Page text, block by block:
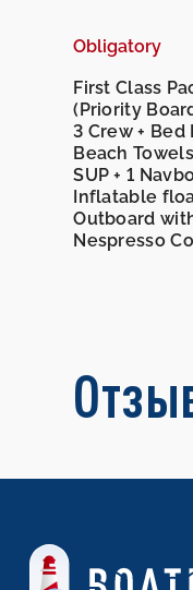
Obligatory
First Class
(Priority
3 Crew + Bed
Beach
SUP + 1
Inflatable
Outboard
Nespresso